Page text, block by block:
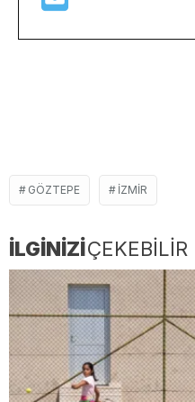
GÖZTEPE IZMIR
İLGİNİZİÇEKEBİLİR